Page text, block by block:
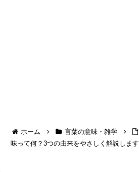
ホーム 言葉の意味・雑学
味って何？3つの由来をやさしく解説します